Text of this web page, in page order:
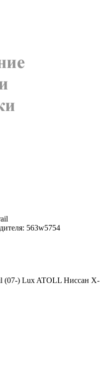
563w5754
(07-) Lux ATOLL Ниссан X-